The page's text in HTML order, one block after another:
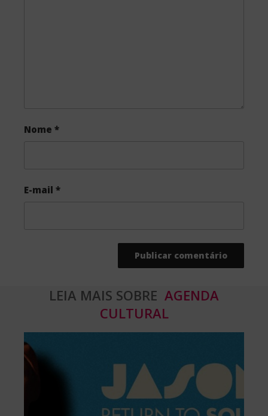
Nome *
E-mail *
LEIA MAIS SOBRE AGENDA
CULTURAL